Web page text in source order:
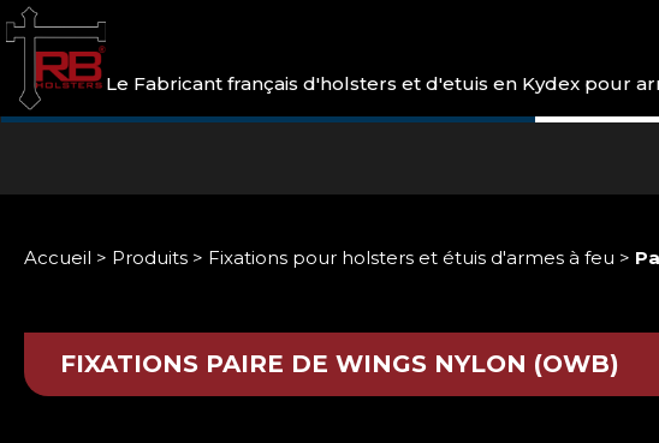
Le Fabricant français d'holsters et d'etuis en Kydex pour
Accueil > Produits > Fixations pour holsters et étuis d'armes à feu >
FIXATIONS PAIRE DE WINGS NYLON (OWB)